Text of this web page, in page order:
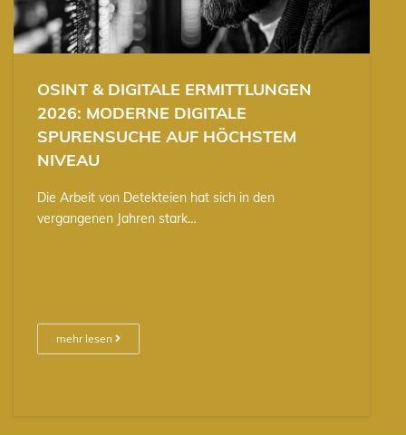
OSINT & DIGITALE ERMITTLUNGEN
2026: MODERNE DIGITALE
SPURENSUCHE AUF HÖCHSTEM
NIVEAU
Die Arbeit von Detekteien hat sich in den
vergangenen Jahren stark…
mehr lesen